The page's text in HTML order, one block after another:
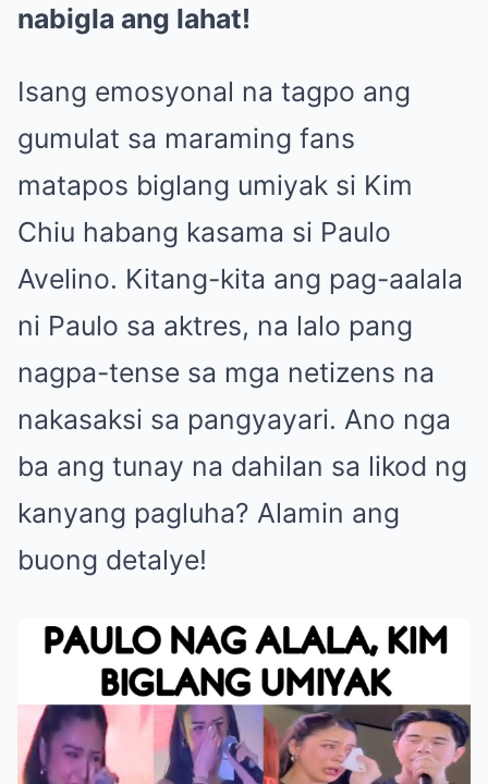
nabigla ang lahat!
Isang emosyonal na tagpo ang
gumulat sa maraming fans
matapos biglang umiyak si Kim
Chiu habang kasama si Paulo
Avelino. Kitang-kita ang pag-aalala
ni Paulo sa aktres, na lalo pang
nagpa-tense sa mga netizens na
nakasaksi sa pangyayari. Ano nga
ba ang tunay na dahilan sa likod ng
kanyang pagluha? Alamin ang
buong detalye!